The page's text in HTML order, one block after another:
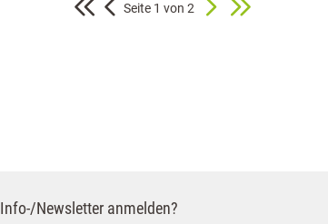
Seite 1 von 2
Info-/Newsletter anmelden?